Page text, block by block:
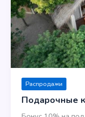
Распродажи
Подарочные